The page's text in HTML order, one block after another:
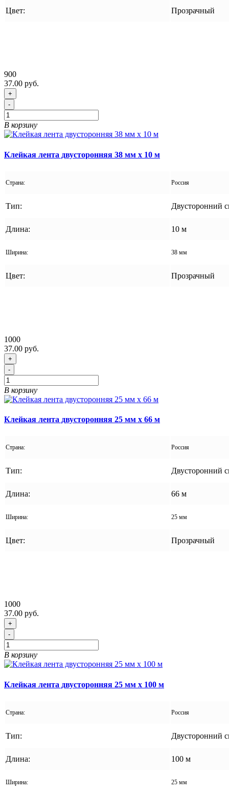
Цвет: Прозрачный
900
37.00 руб.
+
-
В корзину
Клейкая лента двусторонняя 38 мм x 10 м
Страна: Россия
Тип: Двусторонний
Длина: 10 м
Ширина: 38 мм
Цвет: Прозрачный
1000
37.00 руб.
+
-
В корзину
Клейкая лента двусторонняя 25 мм x 66 м
Страна: Россия
Тип: Двусторонний
Длина: 66 м
Ширина: 25 мм
Цвет: Прозрачный
1000
37.00 руб.
+
-
В корзину
Клейкая лента двусторонняя 25 мм x 100 м
Страна: Россия
Тип: Двусторонний
Длина: 100 м
Ширина: 25 мм